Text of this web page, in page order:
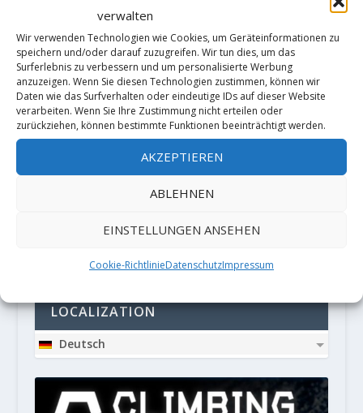
verwalten
Wir verwenden Technologien wie Cookies, um Geräteinformationen zu
speichern und/oder darauf zuzugreifen. Wir tun dies, um das
Surferlebnis zu verbessern und um personalisierte Werbung
anzuzeigen. Wenn Sie diesen Technologien zustimmen, können wir
Daten wie das Surfverhalten oder eindeutige IDs auf dieser Website
verarbeiten. Wenn Sie Ihre Zustimmung nicht erteilen oder
zurückziehen, können bestimmte Funktionen beeinträchtigt werden.
AKZEPTIEREN
ABLEHNEN
EINSTELLUNGEN ANSEHEN
Cookie-RichtlinieDatenschutzImpressum
Diese Website verwendet Akismet, um
Spam zu reduzieren.Erfahre, wie
deine Kommentardaten verarbeitet
LOCALIZATION
Deutsch